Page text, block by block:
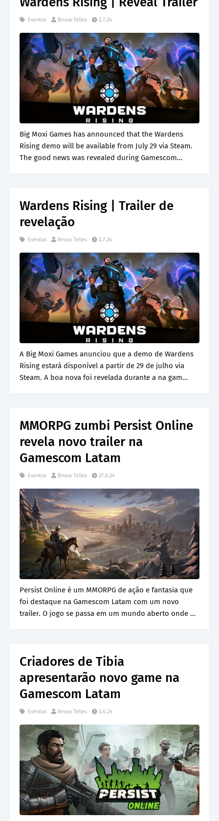
Eventos Bruna Telles 2.7.24
Big Moxi Games has announced that the Wardens
Rising demo will be available from July 29 via Steam.
The good news was revealed during Gamescom
Wardens Rising | Trailer de
revelação
Eventos Bruna Telles 2.7.24
A Big Moxi Games anunciou que a demo de Wardens
Rising estará disponível a partir de 29 de julho via
Steam. A boa nova foi revelada durante a na gam…
MMORPG zumbi Persist Online
revela novo trailer na
Gamescom Latam
Eventos Bruna Telles 27.6.24
Persist Online é um MMORPG de ação e fantasia que
foi destaque na Gamescom Latam com um novo
trailer. O jogo se passa em um mundo aberto onde os
Criadores de Tibia
apresentarão novo game na
Gamescom Latam
Eventos Bruna Telles 3.6.24